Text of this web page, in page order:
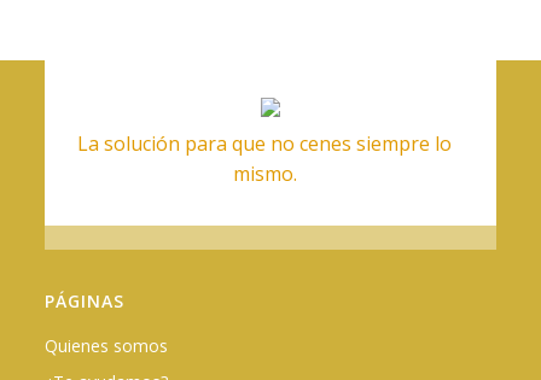
La solución para que no cenes siempre lo
mismo.
PÁGINAS
Quienes somos